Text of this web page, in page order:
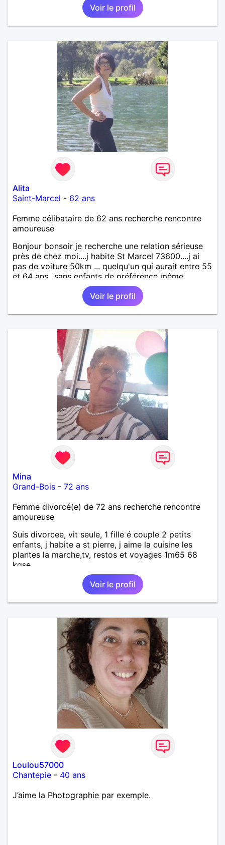
Voir le profil
Alita
Saint-Marcel - 62 ans
Femme célibataire de 62 ans recherche rencontre
amoureuse
Bonjour bonsoir je recherche une relation sérieuse
près de chez moi....j habite St Marcel 73600....j ai
pas de voiture 50km ... quelqu'un qui aurait entre 55
et 64 ans...sans enfants de préférence même
adultes et qui n aurait garder aucun contact avec
une où plusieurs ex...si vous correspondez à ma
recherche ecrivez moi je vous répondrai...
Voir le profil
Mina
Grand-Bois - 72 ans
Femme divorcé(e) de 72 ans recherche rencontre
amoureuse
Suis divorcee, vit seule, 1 fille é couple 2 petits
enfants, j habite a st pierre, j aime la cuisine les
plantes la marche,tv, restos et voyages 1m65 68
kgse
Voir le profil
Loulou57000
Chantepie - 40 ans
J’aime la Photographie par exemple.